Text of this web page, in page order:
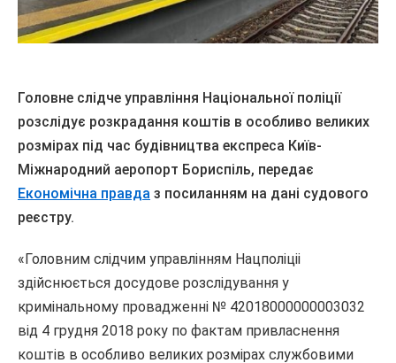
Головне слідче управління Національної поліції
розслідує розкрадання коштів в особливо великих
розмірах під час будівництва експреса Київ-
Міжнародний аеропорт Бориспіль, передає
Економічна правда з посиланням на дані судового
реєстру.
«Головним слідчим управлінням Нацполіціі
здійснюється досудове розслідування у
кримінальному провадженні № 42018000000003032
від 4 грудня 2018 року по фактам привласнення
коштів в особливо великих розмірах службовими